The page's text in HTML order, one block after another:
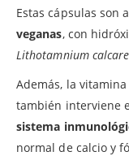
Estas cápsulas son
veganas, con
Lithotamnium
Además, la
también interviene
sistema
normal de calcio y